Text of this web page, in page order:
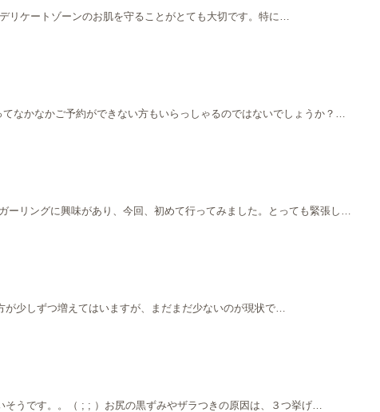
リケートゾーンのお肌を守ることがとても大切です。特に…
なかなかご予約ができない方もいらっしゃるのではないでしょうか？…
リングに興味があり、今回、初めて行ってみました。とっても緊張し…
少しずつ増えてはいますが、まだまだ少ないのが現状で…
うです。。（ ; ; ）お尻の黒ずみやザラつきの原因は、３つ挙げ…